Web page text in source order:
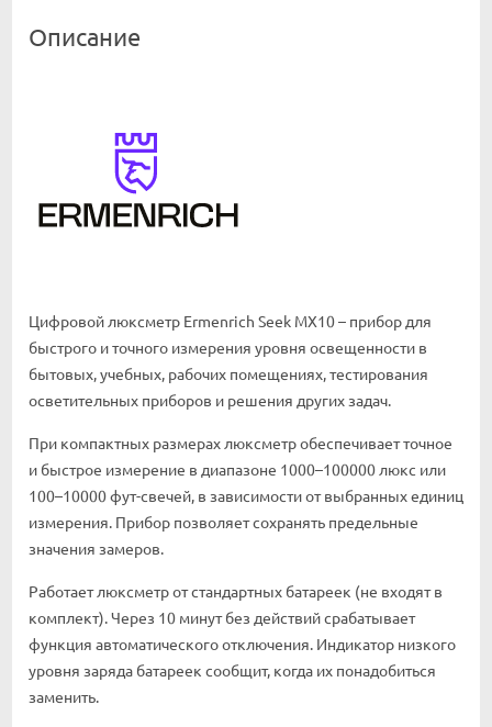
Описание
Цифровой люксметр Ermenrich Seek MX10 – прибор для
быстрого и точного измерения уровня освещенности в
бытовых, учебных, рабочих помещениях, тестирования
осветительных приборов и решения других задач.
При компактных размерах люксметр обеспечивает точное
и быстрое измерение в диапазоне 1000–100000 люкс или
100–10000 фут-свечей, в зависимости от выбранных единиц
измерения. Прибор позволяет сохранять предельные
значения замеров.
Работает люксметр от стандартных батареек (не входят в
комплект). Через 10 минут без действий срабатывает
функция автоматического отключения. Индикатор низкого
уровня заряда батареек сообщит, когда их понадобиться
заменить.